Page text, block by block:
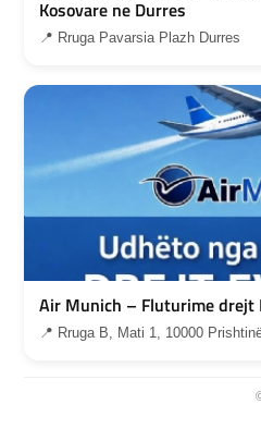
Kosovare ne Durres
📍 Rruga Pavarsia Plazh Durres
Air Munich – Fluturime drejt
📍 Rruga B, Mati 1, 10000